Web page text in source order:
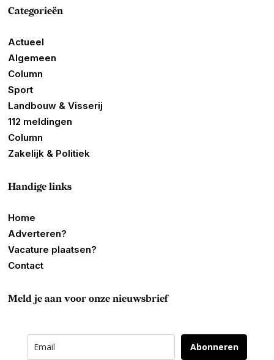
Categorieën
Actueel
Algemeen
Column
Sport
Landbouw & Visserij
112 meldingen
Column
Zakelijk & Politiek
Handige links
Home
Adverteren?
Vacature plaatsen?
Contact
Meld je aan voor onze nieuwsbrief
Abonneren